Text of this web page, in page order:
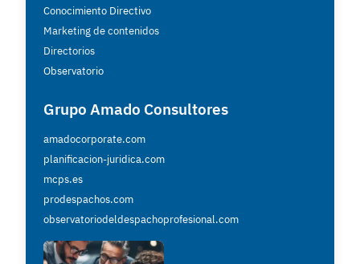
Conocimiento Directivo
Marketing de contenidos
Directorios
Observatorio
Grupo Amado Consultores
amadocorporate.com
planificacion-juridica.com
mcps.es
prodespachos.com
observatoriodeldespachoprofesional.com